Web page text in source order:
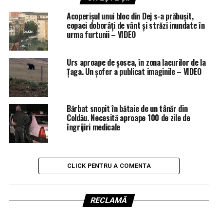
Acoperișul unui bloc din Dej s-a prăbușit,
copaci doborâți de vânt și străzi inundate în
urma furtunii – VIDEO
Urs aproape de șosea, în zona lacurilor de la
Țaga. Un șofer a publicat imaginile – VIDEO
Bărbat snopit în bătaie de un tânăr din
Coldău. Necesită aproape 100 de zile de
îngrijiri medicale
CLICK PENTRU A COMENTA
RECLAMĂ